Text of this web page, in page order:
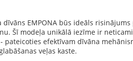
dīvāns EMPONA būs ideāls
Šī modeļa unikālā iezīme ir
pateicoties efektīvam dīvāna
veļas kaste.